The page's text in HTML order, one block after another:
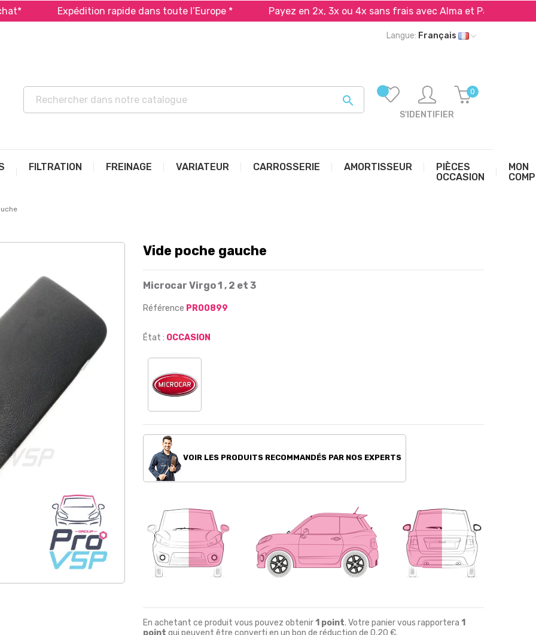
Expédition rapide dans toute l’Europe * Payez en 2x, 3x ou 4x sans frais avec Alma et PayPal*
Langue: Français

S'IDENTIFIER
0
FILTRATION FREINAGE VARIATEUR CARROSSERIE AMORTISSEUR
PIÈCES
OCCASION
MON
Vide poche gauche
Microcar Virgo 1 , 2 et 3
Référence PR00899
État : OCCASION
VOIR LES PRODUITS RECOMMANDÉS PAR NOS EXPERTS
En achetant ce produit vous pouvez obtenir 1 point. Votre panier vous rapportera 1
point qui peuvent être converti en un bon de réduction de 0,20 €.